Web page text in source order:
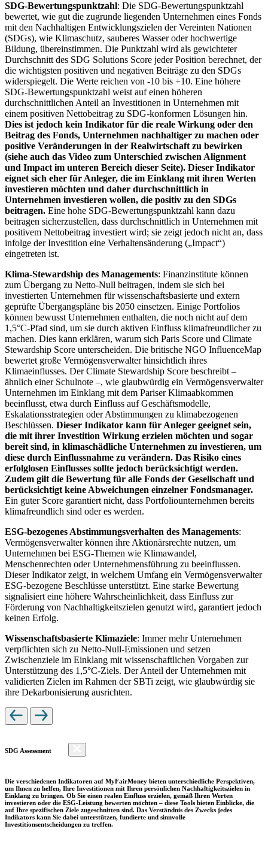
SDG-Bewertungspunktzahl: Die SDG-Bewertungspunktzahl
bewertet, wie gut die zugrunde liegenden Unternehmen eines Fonds
mit den Nachhaltigen Entwicklungszielen der Vereinten Nationen
(SDGs), wie Klimaschutz, sauberes Wasser oder hochwertige
Bildung, übereinstimmen. Die Punktzahl wird als gewichteter
Durchschnitt des SDG Solutions Score jeder Position berechnet, der
die wichtigsten positiven und negativen Beiträge zu den SDGs
widerspiegelt. Die Werte reichen von -10 bis +10. Eine höhere
SDG-Bewertungspunktzahl weist auf einen höheren
durchschnittlichen Anteil an Investitionen in Unternehmen mit
einem positiven Nettobeitrag zu SDG-konformen Lösungen hin.
Dies ist jedoch kein Indikator für die reale Wirkung oder den
Beitrag des Fonds, Unternehmen nachhaltiger zu machen oder
positive Veränderungen in der Realwirtschaft zu bewirken
(siehe auch das Video zum Unterschied zwischen Alignment
und Impact im unteren Bereich dieser Seite). Dieser Indikator
eignet sich eher für Anleger, die im Einklang mit ihren Werten
investieren möchten und daher durchschnittlich in
Unternehmen investieren wollen, die positiv zu den SDGs
beitragen. Eine hohe SDG-Bewertungspunktzahl kann dazu
beitragen sicherzustellen, dass durchschnittlich in Unternehmen mit
positivem Nettobeitrag investiert wird; sie zeigt jedoch nicht an, dass
infolge der Investition eine Verhaltensänderung („Impact“)
eingetreten ist.
Klima-Stewardship des Managements: Finanzinstitute können
zum Übergang zu Netto-Null beitragen, indem sie sich bei
investierten Unternehmen für wissenschaftsbasierte und extern
geprüfte Übergangspläne bis 2050 einsetzen. Einige Portfolios
können bewusst Unternehmen enthalten, die noch nicht auf dem
1,5°C-Pfad sind, um sie durch aktiven Einfluss klimafreundlicher zu
machen. Dies kann erklären, warum sich Paris Score und Climate
Stewardship Score unterscheiden. Die britische NGO InfluenceMap
bewertet große Vermögensverwalter hinsichtlich ihres
Klimaeinflusses. Der Climate Stewardship Score beschreibt –
ähnlich einer Schulnote –, wie glaubwürdig ein Vermögensverwalter
Unternehmen im Einklang mit dem Pariser Klimaabkommen
beeinflusst, etwa durch Einfluss auf Geschäftsmodelle,
Eskalationsstrategien oder Abstimmungen zu klimabezogenen
Beschlüssen. Dieser Indikator kann für Anleger geeignet sein,
die mit ihrer Investition Wirkung erzielen möchten und sogar
bereit sind, in klimaschädliche Unternehmen zu investieren, um
diese durch Einflussnahme zu verändern. Das Risiko eines
erfolglosen Einflusses sollte jedoch berücksichtigt werden.
Zudem gilt die Bewertung für alle Fonds der Gesellschaft und
berücksichtigt keine Abweichungen einzelner Fondsmanager.
Ein guter Score garantiert nicht, dass Portfoliounternehmen bereits
klimafreundlich sind oder es werden.
ESG-bezogenes Abstimmungsverhalten des Managements:
Vermögensverwalter können ihre Aktionärsrechte nutzen, um
Unternehmen bei ESG-Themen wie Klimawandel,
Menschenrechten oder Unternehmensführung zu beeinflussen.
Dieser Indikator zeigt, in welchem Umfang ein Vermögensverwalter
ESG-bezogene Beschlüsse unterstützt. Eine starke Bewertung
signalisiert eine höhere Wahrscheinlichkeit, dass Einfluss zur
Förderung von Nachhaltigkeitszielen genutzt wird, garantiert jedoch
keinen Erfolg.
Wissenschaftsbasierte Klimaziele: Immer mehr Unternehmen
verpflichten sich zu Netto-Null-Emissionen und setzen
Zwischenziele im Einklang mit wissenschaftlichen Vorgaben zur
Unterstützung des 1,5°C-Ziels. Der Anteil der Unternehmen mit
validierten Zielen im Rahmen der SBTi zeigt, wie glaubwürdig sie
ihre Dekarbonisierung ausrichten.
SDG Assessment
Die verschiedenen Indikatoren auf MyFairMoney bieten unterschiedliche Perspektiven,
um Ihnen zu helfen, Ihre Investitionen mit Ihren persönlichen Nachhaltigkeitszielen in
Einklang zu bringen. Ob Sie einen realen Einfluss erzielen, gemäß Ihren Werten
investieren oder die ESG-Leistung bewerten möchten – diese Tools bieten Einblicke, die
auf Ihre spezifischen Ziele zugeschnitten sind. Das Verständnis des Zwecks jedes
Indikators kann Sie dabei unterstützen, fundierte und sinnvolle
Investitionsentscheidungen zu treffen.